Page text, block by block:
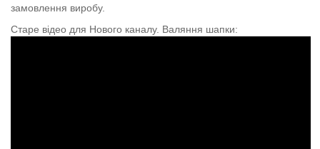
замовлення виробу.
Старе відео для Нового каналу. Валяння шапки: